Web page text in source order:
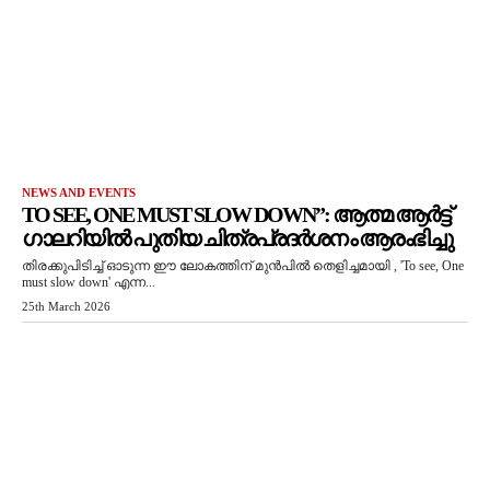
NEWS AND EVENTS
TO SEE, ONE MUST SLOW DOWN”: ആത്മ ആർട്ട്
ഗാലറിയിൽ പുതിയ ചിത്രപ്രദർശനം ആരംഭിച്ചു
തിരക്കുപിടിച്ച് ഓടുന്ന ഈ ലോകത്തിന് മുൻപിൽ തെളിച്ചമായി , 'To see, One
must slow down' എന്ന...
25th March 2026